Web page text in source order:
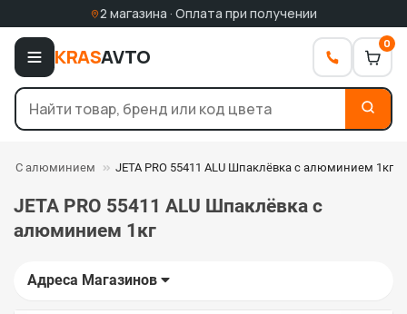
2 магазина · Оплата при получении
KRASAVTO
0
С алюминием JETA PRO 55411 ALU Шпаклёвка с алюминием 1кг
JETA PRO 55411 ALU Шпаклёвка с
алюминием 1кг
Адреса Магазинов